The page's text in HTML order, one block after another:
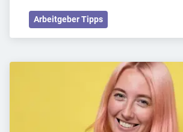
Arbeitgeber Tipps